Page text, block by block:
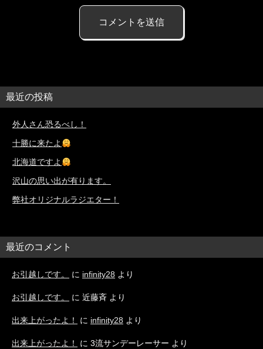
最近の投稿
外人さん恐るべし！
十勝に来たよ
北海道ですよ
沢山の思い出が有ります。
弊社オリジナルラジエター！
最近のコメント
お引越しです。 に infinity28 より
お引越しです。 に 近藤斉 より
出来上がったよ！ に infinity28 より
出来上がったよ！ に 3流サンデーレーサー より